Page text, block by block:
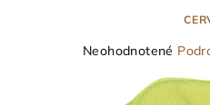
Priemerné
Neohodnotené